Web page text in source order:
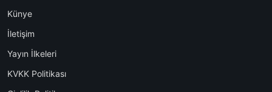
Künye
İletişim
Yayın İlkeleri
KVKK Politikası